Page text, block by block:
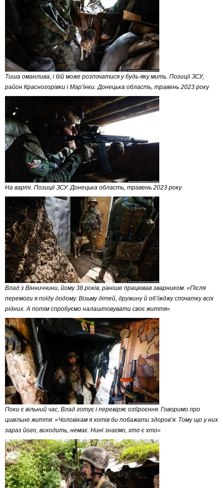
Тиша оманлива, і бій може розпочатися у будь-яку мить. Позиції ЗСУ,
район Красногорівки і Мар’їнки. Донецька область, травень 2023 року
На варті. Позиції ЗСУ. Донецька область, травень 2023 року
Влад з Вінниччини, йому 38 років, раніше працював зварником. «Після
перемоги я поїду додому. Візьму дітей, дружину й об’їжджу спочатку всіх
рідних. А потім спробуємо налаштовувати своє життя»
Поки є вільний час, Влад готує і перевіряє озброєння. Говоримо про
цивільне життя: «Чоловікам я хотів би побажати здоров’я. Тому що у них
зараз його, виходить, немає. Нині знаємо, хто є хто»